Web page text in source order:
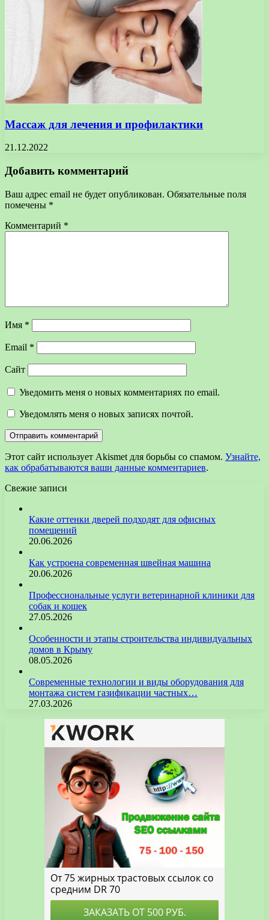
Массаж для лечения и профилактики
21.12.2022
Добавить комментарий
Ваш адрес email не будет опубликован. Обязательные поля
помечены *
Комментарий *
Имя *
Email *
Сайт
Уведомить меня о новых комментариях по email.
Уведомлять меня о новых записях почтой.
Этот сайт использует Akismet для борьбы со спамом. Узнайте,
как обрабатываются ваши данные комментариев.
Свежие записи
Какие оттенки дверей подходят для офисных
помещений
20.06.2026
Как устроена современная швейная машина
20.06.2026
Профессиональные услуги ветеринарной клиники для
собак и кошек
27.05.2026
Особенности и этапы строительства индивидуальных
домов в Крыму
08.05.2026
Современные технологии и виды оборудования для
монтажа систем газификации частных…
27.03.2026